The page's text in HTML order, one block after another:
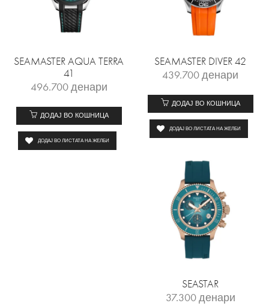
SEAMASTER AQUA TERRA
41
496.700денари
ДОДАЈ ВО КОШНИЦА
ДОДАЈ ВО ЛИСТАТА НА ЖЕЛБИ
SEAMASTER DIVER 42
439.700денари
ДОДАЈ ВО КОШНИЦА
ДОДАЈ ВО ЛИСТАТА НА ЖЕЛБИ
SEASTAR
37.300денари